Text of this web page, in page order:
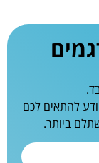
להתאים לכם
ביותר.